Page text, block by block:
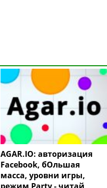
AGAR.IO: авторизация
Facebook, бОльшая
масса, уровни игры,